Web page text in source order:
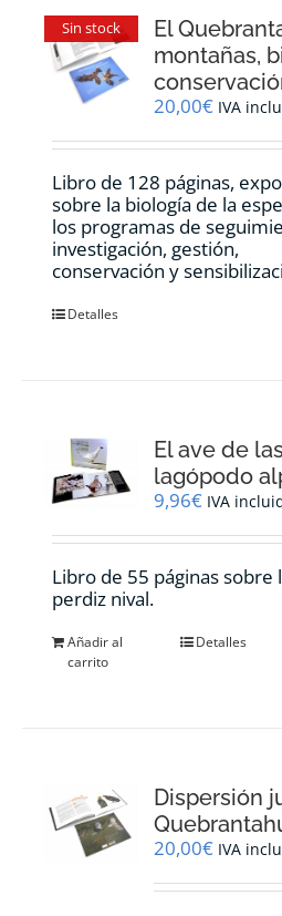
Sin stock
El
montañas,
20,00€ IVA
Libro de 128 páginas,
sobre la biología de la
los programas de
investigación, gestión,
conservación y
Detalles
El ave de
lagópodo
9,96€ IVA
Libro de 55 páginas sobre
perdiz nival.
Añadir al
carrito
Detalles
Dispersión
20,00€ IVA